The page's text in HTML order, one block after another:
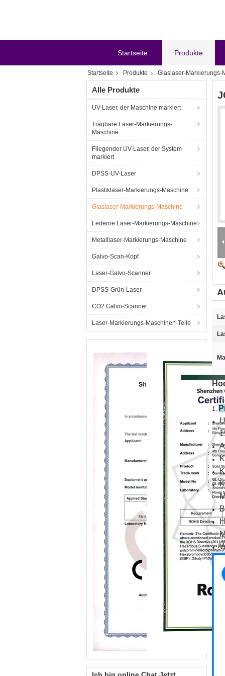
Startseite Produkte
Startseite Produkte Glaslaser-Markierungs-
Alle Produkte
UV-Laser, der Maschine markiert
Tragbare Laser-Markierungs-
Maschine
Fliegender UV-Laser, der System
markiert
DPSS-UV-Laser
Plastiklaser-Markierungs-Maschine
Glaslaser-Markierungs-Maschine
Lederne Laser-Markierungs-Maschine
Metalllaser-Markierungs-Maschine
Galvo-Scan-Kopf
Laser-Galvo-Scanner
DPSS-Grün-Laser
CO2 Galvo-Scanner
Laser-Markierungs-Maschinen-Teile
1.